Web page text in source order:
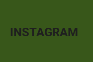
INSTAGRAM